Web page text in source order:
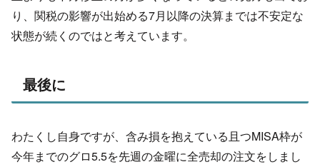
り、関税の影響が出始める7月以降の決算までは不安定な
状態が続くのではと考えています。
最後に
わたくし自身ですが、含み損を抱えている且つMISA枠が
今年までのグロ5.5を先週の金曜に全売却の注文をしまし